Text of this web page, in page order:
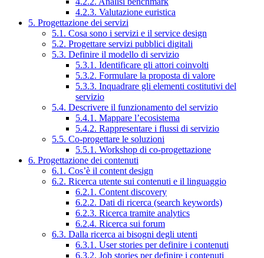
4.2.3. Valutazione euristica
5. Progettazione dei servizi
5.1. Cosa sono i servizi e il service design
5.2. Progettare servizi pubblici digitali
5.3. Definire il modello di servizio
5.3.1. Identificare gli attori coinvolti
5.3.2. Formulare la proposta di valore
5.3.3. Inquadrare gli elementi costitutivi del
servizio
5.4. Descrivere il funzionamento del servizio
5.4.1. Mappare l’ecosistema
5.4.2. Rappresentare i flussi di servizio
5.5. Co-progettare le soluzioni
5.5.1. Workshop di co-progettazione
6. Progettazione dei contenuti
6.1. Cos’è il content design
6.2. Ricerca utente sui contenuti e il linguaggio
6.2.1. Content discovery
6.2.2. Dati di ricerca (search keywords)
6.2.3. Ricerca tramite analytics
6.2.4. Ricerca sui forum
6.3. Dalla ricerca ai bisogni degli utenti
6.3.1. User stories per definire i contenuti
6.3.2. Job stories per definire i contenuti